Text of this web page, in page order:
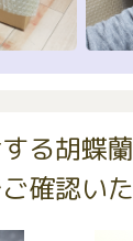
る胡蝶
確認い